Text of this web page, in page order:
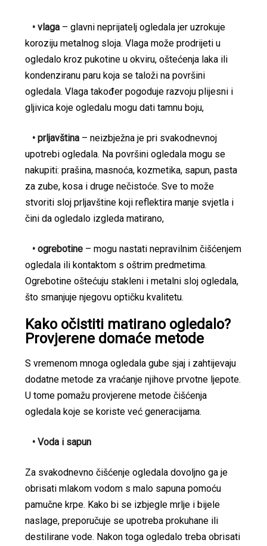
• vlaga – glavni neprijatelj ogledala jer uzrokuje
koroziju metalnog sloja. Vlaga može prodrijeti u
ogledalo kroz pukotine u okviru, oštećenja laka ili
kondenziranu paru koja se taloži na površini
ogledala. Vlaga također pogoduje razvoju plijesni i
gljivica koje ogledalu mogu dati tamnu boju,
• prljavština – neizbježna je pri svakodnevnoj
upotrebi ogledala. Na površini ogledala mogu se
nakupiti: prašina, masnoća, kozmetika, sapun, pasta
za zube, kosa i druge nečistoće. Sve to može
stvoriti sloj prljavštine koji reflektira manje svjetla i
čini da ogledalo izgleda matirano,
• ogrebotine – mogu nastati nepravilnim čišćenjem
ogledala ili kontaktom s oštrim predmetima.
Ogrebotine oštećuju stakleni i metalni sloj ogledala,
što smanjuje njegovu optičku kvalitetu.
Kako očistiti matirano ogledalo?
Provjerene domaće metode
S vremenom mnoga ogledala gube sjaj i zahtijevaju
dodatne metode za vraćanje njihove prvotne ljepote.
U tome pomažu provjerene metode čišćenja
ogledala koje se koriste već generacijama.
• Voda i sapun
Za svakodnevno čišćenje ogledala dovoljno ga je
obrisati mlakom vodom s malo sapuna pomoću
pamučne krpe. Kako bi se izbjegle mrlje i bijele
naslage, preporučuje se upotreba prokuhane ili
destilirane vode. Nakon toga ogledalo treba obrisati